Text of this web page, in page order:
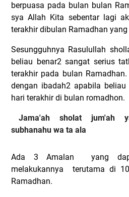
berpuasa pada bulan bulan
sya Allah Kita sebentar lagi
terakhir dibulan Ramadhan
Sesungguhnya Rasulullah
beliau benar2 sangat serius
terakhir pada bulan
dengan ibadah2 apabila
hari terakhir di bulan romadhon.
Jama'ah sholat jum'ah
subhanahu wa ta ala
Ada 3 Amalan
yang
melakukannya
terutama di
Ramadhan.